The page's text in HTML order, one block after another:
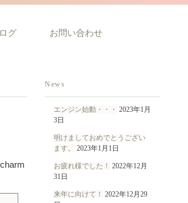
グ お問い合わせ
News
エンジン始動・・・ 2023年1月
3日
明けましておめでとうござい
ます。
2023年1月1日
お疲れ様でした！ 2022年12月
31日
来年に向けて！ 2022年12月29